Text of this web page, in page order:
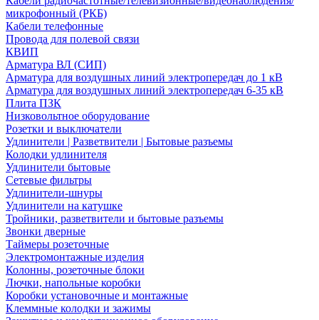
микрофонный (РКБ)
Кабели телефонные
Провода для полевой связи
КВИП
Арматура ВЛ (СИП)
Арматура для воздушных линий электропередач до 1 кВ
Арматура для воздушных линий электропередач 6-35 кВ
Плита ПЗК
Низковольтное оборудование
Розетки и выключатели
Удлинители | Разветвители | Бытовые разъемы
Колодки удлинителя
Удлинители бытовые
Сетевые фильтры
Удлинители-шнуры
Удлинители на катушке
Тройники, разветвители и бытовые разъемы
Звонки дверные
Таймеры розеточные
Электромонтажные изделия
Колонны, розеточные блоки
Лючки, напольные коробки
Коробки установочные и монтажные
Клеммные колодки и зажимы